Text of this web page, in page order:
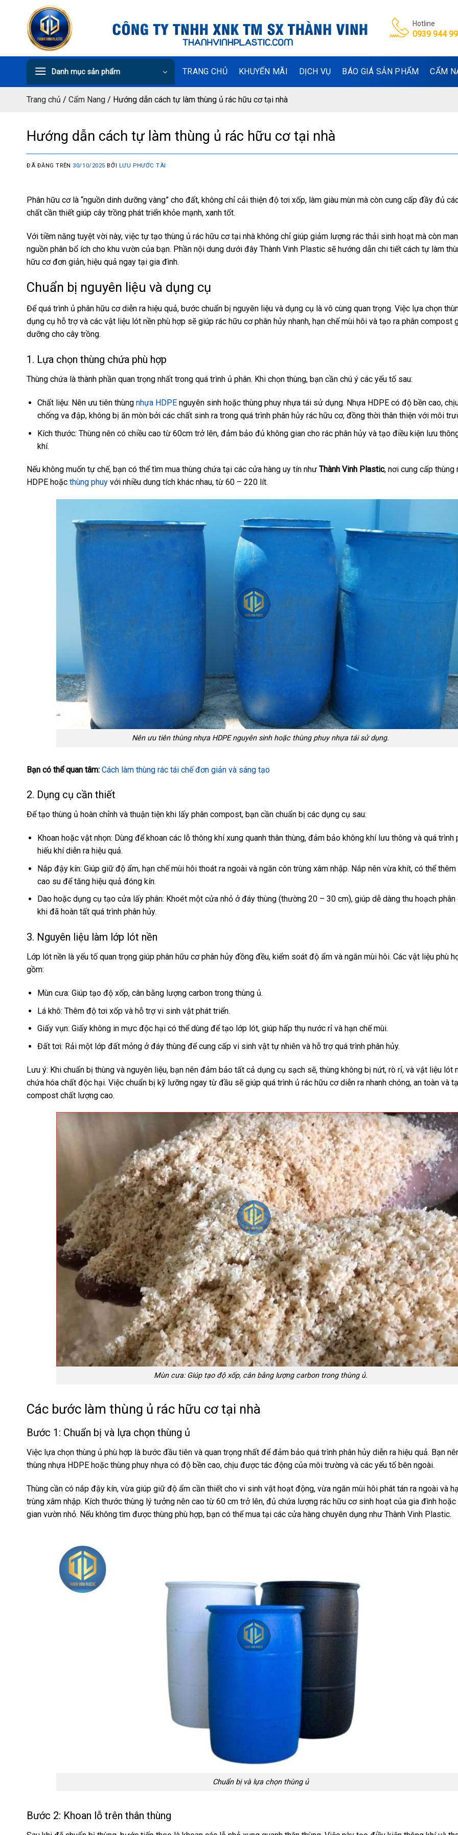
Hotline
0939 944
Danh mục sản phẩm TRANG CHỦ KHUYẾN MÃI DỊCH VỤ BÁO GIÁ SẢN PHẨM CẨM
Trang chủ / Cẩm Nang / Hướng dẫn cách tự làm thùng ủ rác hữu cơ tại nhà
Hướng dẫn cách tự làm thùng ủ rác hữu cơ tại nhà
ĐÃ ĐĂNG TRÊN 30/10/2025 BỞI LƯU PHƯỚC TÀI
Phân hữu cơ là “nguồn dinh dưỡng vàng” cho đất, không chỉ cải thiện độ tơi xốp, làm giàu mùn mà còn cung cấp đầy đủ
chất cần thiết giúp cây trồng phát triển khỏe mạnh, xanh tốt.
Với tiềm năng tuyệt vời này, việc tự tạo thùng ủ rác hữu cơ tại nhà không chỉ giúp giảm lượng rác thải sinh hoạt mà còn
nguồn phân bổ ích cho khu vườn của bạn. Phần nội dung dưới đây Thành Vinh Plastic sẽ hướng dẫn chi tiết cách tự làm
hữu cơ đơn giản, hiệu quả ngay tại gia đình.
Chuẩn bị nguyên liệu và dụng cụ
Để quá trình ủ phân hữu cơ diễn ra hiệu quả, bước chuẩn bị nguyên liệu và dụng cụ là vô cùng quan trọng. Việc lựa chọn
dụng cụ hỗ trợ và các vật liệu lót nền phù hợp sẽ giúp rác hữu cơ phân hủy nhanh, hạn chế mùi hôi và tạo ra phân compost
dưỡng cho cây trồng.
1. Lựa chọn thùng chứa phù hợp
Thùng chứa là thành phần quan trọng nhất trong quá trình ủ phân. Khi chọn thùng, bạn cần chú ý các yếu tố sau:
Chất liệu: Nên ưu tiên thùng nhựa HDPEnguyên sinh hoặc thùng phuy nhựa tái sử dụng. Nhựa HDPE có độ bền cao,
chống va đập, không bị ăn mòn bởi các chất sinh ra trong quá trình phân hủy rác hữu cơ, đồng thời thân thiện với môi
Kích thước: Thùng nên có chiều cao từ 60cm trở lên, đảm bảo đủ không gian cho rác phân hủy và tạo điều kiện lưu
khí.
Nếu không muốn tự chế, bạn có thể tìm mua thùng chứa tại các cửa hàng uy tín như Thành Vinh Plastic, nơi cung cấp thùng
HDPE hoặc thùng phuy với nhiều dung tích khác nhau, từ 60 – 220 lít.
Nên ưu tiên thùng nhựa HDPE nguyên sinh hoặc thùng phuy nhựa tái sử dụng.
Bạn có thể quan tâm: Cách làm thùng rác tái chế đơn giản và sáng tạo
2. Dụng cụ cần thiết
Để tạo thùng ủ hoàn chỉnh và thuận tiện khi lấy phân compost, bạn cần chuẩn bị các dụng cụ sau:
Khoan hoặc vật nhọn: Dùng để khoan các lỗ thông khí xung quanh thân thùng, đảm bảo không khí lưu thông và quá trình
hiếu khí diễn ra hiệu quả.
Nắp đậy kín: Giúp giữ độ ẩm, hạn chế mùi hôi thoát ra ngoài và ngăn côn trùng xâm nhập. Nắp nên vừa khít, có thể
cao su để tăng hiệu quả đóng kín.
Dao hoặc dụng cụ tạo cửa lấy phân: Khoét một cửa nhỏ ở đáy thùng (thường 20 – 30 cm), giúp dễ dàng thu hoạch
khi đã hoàn tất quá trình phân hủy.
3. Nguyên liệu làm lớp lót nền
Lớp lót nền là yếu tố quan trọng giúp phân hữu cơ phân hủy đồng đều, kiểm soát độ ẩm và ngăn mùi hôi. Các vật liệu phù
gồm:
Mùn cưa: Giúp tạo độ xốp, cân bằng lượng carbon trong thùng ủ.
Lá khô: Thêm độ tơi xốp và hỗ trợ vi sinh vật phát triển.
Giấy vụn: Giấy không in mực độc hại có thể dùng để tạo lớp lót, giúp hấp thụ nước rỉ và hạn chế mùi.
Đất tơi: Rải một lớp đất mỏng ở đáy thùng để cung cấp vi sinh vật tự nhiên và hỗ trợ quá trình phân hủy.
Lưu ý: Khi chuẩn bị thùng và nguyên liệu, bạn nên đảm bảo tất cả dụng cụ sạch sẽ, thùng không bị nứt, rò rỉ, và vật liệu lót
chứa hóa chất độc hại. Việc chuẩn bị kỹ lưỡng ngay từ đầu sẽ giúp quá trình ủ rác hữu cơ diễn ra nhanh chóng, an toàn và
compost chất lượng cao.
Mùn cưa: Giúp tạo độ xốp, cân bằng lượng carbon trong thùng ủ.
Các bước làm thùng ủ rác hữu cơ tại nhà
Bước 1: Chuẩn bị và lựa chọn thùng ủ
Việc lựa chọn thùng ủ phù hợp là bước đầu tiên và quan trọng nhất để đảm bảo quá trình phân hủy diễn ra hiệu quả. Bạn
thùng nhựa HDPE hoặc thùng phuy nhựa có độ bền cao, chịu được tác động của môi trường và các yếu tố bên ngoài.
Thùng cần có nắp đậy kín, vừa giúp giữ độ ẩm cần thiết cho vi sinh vật hoạt động, vừa ngăn mùi hôi phát tán ra ngoài và
trùng xâm nhập. Kích thước thùng lý tưởng nên cao từ 60 cm trở lên, đủ chứa lượng rác hữu cơ sinh hoạt của gia đình hoặc
gian vườn nhỏ. Nếu không tìm được thùng phù hợp, bạn có thể mua tại các cửa hàng chuyên dụng như Thành Vinh Plastic.
Chuẩn bị và lựa chọn thùng ủ
Bước 2: Khoan lỗ trên thân thùng